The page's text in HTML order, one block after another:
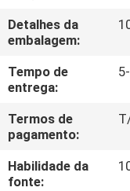
QUALIDADE
CONTACTE-
NOS
NOTÍCIA
Detalhes da
embalagem:
Tempo de
entrega:
Termos de
pagamento:
Habilidade da
fonte: